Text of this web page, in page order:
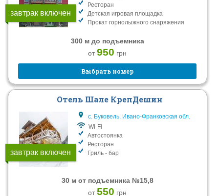
завтрак включен
Ресторан
Детская игровая площадка
Прокат горнолыжного снаряжения
300 м до подъемника
от950 грн
Выбрать номер
завтрак включен
Отель Шале КрепДешин
с. Буковель, Ивано-Франковская обл.
Wi-Fi
Автостоянка
Ресторан
Гриль - бар
30 м от подъемника №15,8
от550 грн